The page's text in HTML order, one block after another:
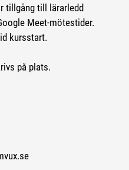
tillgång till lärarledd
Meet-mötestider.
kursstart.
på plats.